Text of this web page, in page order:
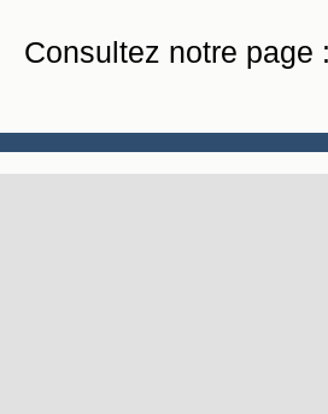
Consultez notre page :